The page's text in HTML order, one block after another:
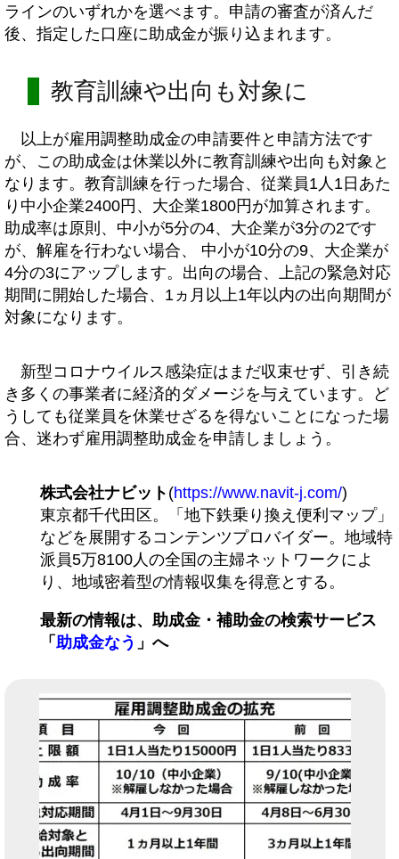
ラインのいずれかを選べます。申請の審査が済んだ
後、指定した口座に助成金が振り込まれます。
教育訓練や出向も対象に
以上が雇用調整助成金の申請要件と申請方法です
が、この助成金は休業以外に教育訓練や出向も対象と
なります。教育訓練を行った場合、従業員1人1日あた
り中小企業2400円、大企業1800円が加算されます。
助成率は原則、中小が5分の4、大企業が3分の2です
が、解雇を行わない場合、 中小が10分の9、大企業が
4分の3にアップします。出向の場合、上記の緊急対応
期間に開始した場合、1ヵ月以上1年以内の出向期間が
対象になります。
新型コロナウイルス感染症はまだ収束せず、引き続
き多くの事業者に経済的ダメージを与えています。ど
うしても従業員を休業せざるを得ないことになった場
合、迷わず雇用調整助成金を申請しましょう。
株式会社ナビット (https://www.navit-j.com/)
東京都千代田区。「地下鉄乗り換え便利マップ」
などを展開するコンテンツプロバイダー。地域特
派員5万8100人の全国の主婦ネットワークによ
り、地域密着型の情報収集を得意とする。
最新の情報は、助成金・補助金の検索サービス
「 助成金なう 」へ